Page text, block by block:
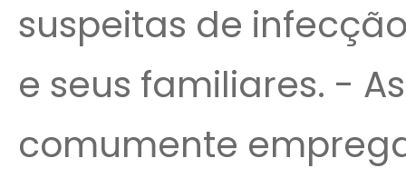
suspeitas de
e seus familiares. -
comumente